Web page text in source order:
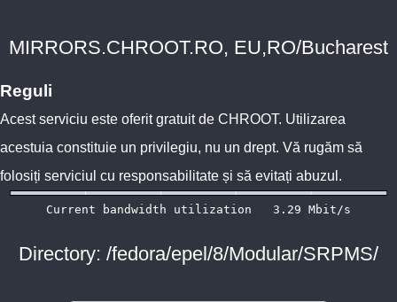
MIRRORS.CHROOT.RO, EU,RO/Bucharest
Reguli
Acest serviciu este oferit gratuit de CHROOT. Utilizarea
acestuia constituie un privilegiu, nu un drept. Vă rugăm să
folosiți serviciul cu responsabilitate și să evitați abuzul.
Directory: /fedora/epel/8/Modular/SRPMS/